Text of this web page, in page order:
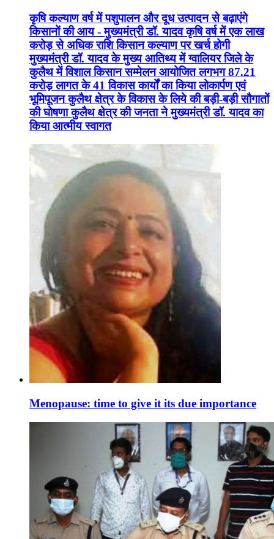
कृषि कल्याण वर्ष में पशुपालन और दूध उत्पादन से बढ़ाएंगे
किसानों की आय - मुख्यमंत्री डॉ. यादव कृषि वर्ष में एक लाख
करोड़ से अधिक राशि किसान कल्याण पर खर्च होगी
मुख्यमंत्री डॉ. यादव के मुख्य आतिथ्य में ग्वालियर जिले के
कुलैथ में विशाल किसान सम्मेलन आयोजित लगभग 87.21
करोड़ लागत के 41 विकास कार्यों का किया लोकार्पण एवं
भूमिपूजन कुलैथ क्षेत्र के विकास के लिये की बड़ी-बड़ी सौगातों
की घोषणा कुलैथ क्षेत्र की जनता ने मुख्यमंत्री डॉ. यादव का
किया आत्मीय स्वागत
Menopause: time to give it its due importance